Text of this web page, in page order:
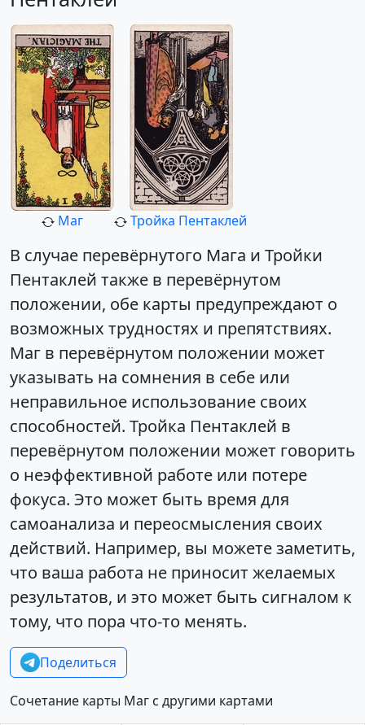
Маг Тройка Пентаклей
В случае перевёрнутого Мага и Тройки
Пентаклей также в перевёрнутом
положении, обе карты предупреждают о
возможных трудностях и препятствиях.
Маг в перевёрнутом положении может
указывать на сомнения в себе или
неправильное использование своих
способностей. Тройка Пентаклей в
перевёрнутом положении может говорить
о неэффективной работе или потере
фокуса. Это может быть время для
самоанализа и переосмысления своих
действий. Например, вы можете заметить,
что ваша работа не приносит желаемых
результатов, и это может быть сигналом к
тому, что пора что-то менять.
Поделиться
Сочетание карты Маг с другими картами